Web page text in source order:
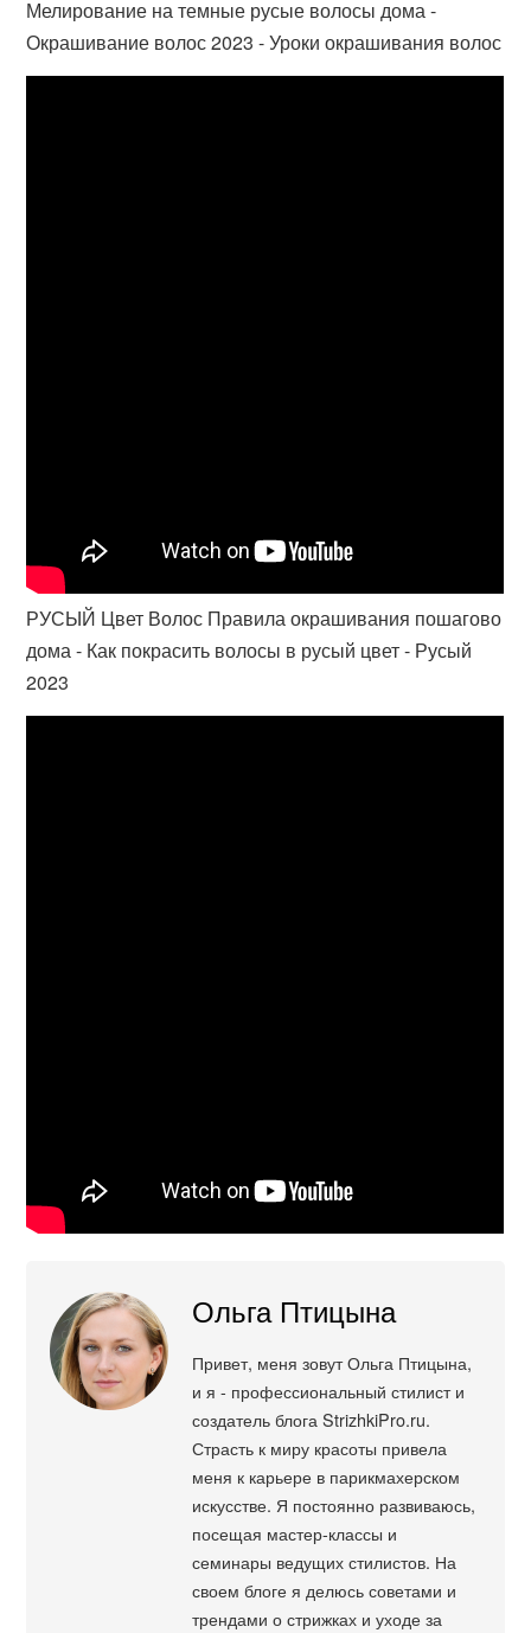
Мелирование на темные русые волосы дома -
Окрашивание волос 2023 - Уроки окрашивания волос
РУСЫЙ Цвет Волос Правила окрашивания пошагово
дома - Как покрасить волосы в русый цвет - Русый
2023
Ольга Птицына
Привет, меня зовут Ольга Птицына,
и я - профессиональный стилист и
создатель блога StrizhkiPro.ru.
Страсть к миру красоты привела
меня к карьере в парикмахерском
искусстве. Я постоянно развиваюсь,
посещая мастер-классы и
семинары ведущих стилистов. На
своем блоге я делюсь советами и
трендами о стрижках и уходе за